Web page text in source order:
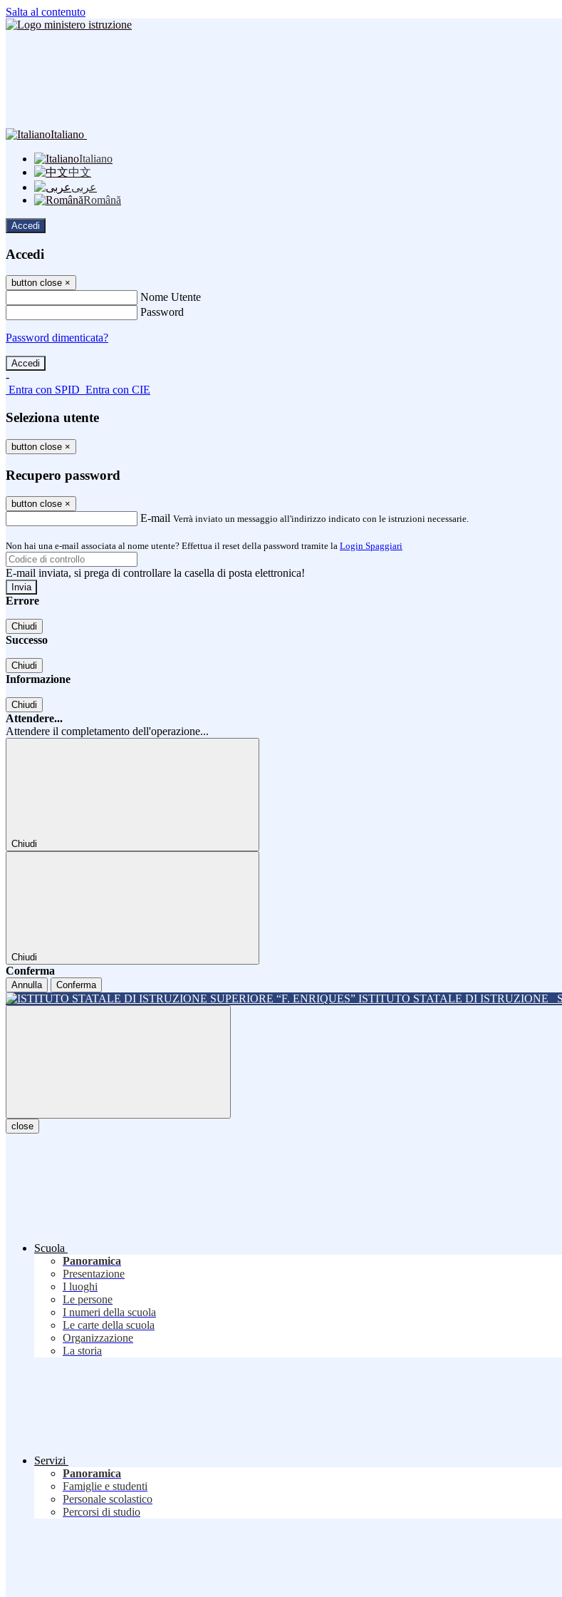
Salta al contenuto
Italiano
Italiano
中文
عربى
Română
Accedi
Accedi
button close ×
Nome Utente
Password
Password dimenticata?
-
Entra con SPID Entra con CIE
Seleziona utente
button close ×
Recupero password
button close ×
E-mail Verrà inviato un messaggio all'indirizzo indicato con le istruzioni necessarie.
Non hai una e-mail associata al nome utente? Effettua il reset della password tramite la Login Spaggiari
E-mail inviata, si prega di controllare la casella di posta elettronica!
Errore
Chiudi
Successo
Chiudi
Informazione
Chiudi
Attendere...
Attendere il completamento dell'operazione...
Chiudi
Chiudi
Conferma
Annulla Conferma
ISTITUTO STATALE DI ISTRUZIONE
close
Scuola
Panoramica
Presentazione
I luoghi
Le persone
I numeri della scuola
Le carte della scuola
Organizzazione
La storia
Servizi
Panoramica
Famiglie e studenti
Personale scolastico
Percorsi di studio